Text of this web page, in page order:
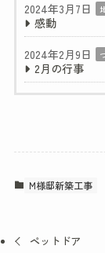
2024年3月7日
感動
2024年2月9日
2月の行事
M様邸新築工事
ペットドア